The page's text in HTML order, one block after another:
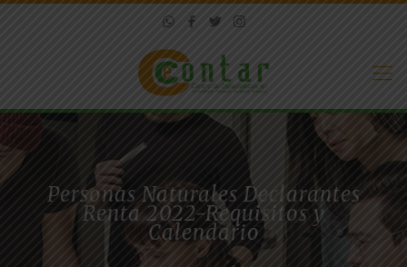
Personas Naturales Declarantes
Renta 2022-Requisitos y
Calendario